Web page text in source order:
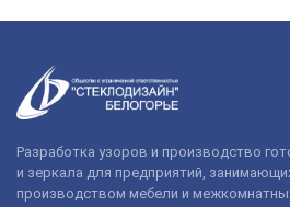
Разработка узоров и производство
и зеркала для предприятий,
производством мебели и